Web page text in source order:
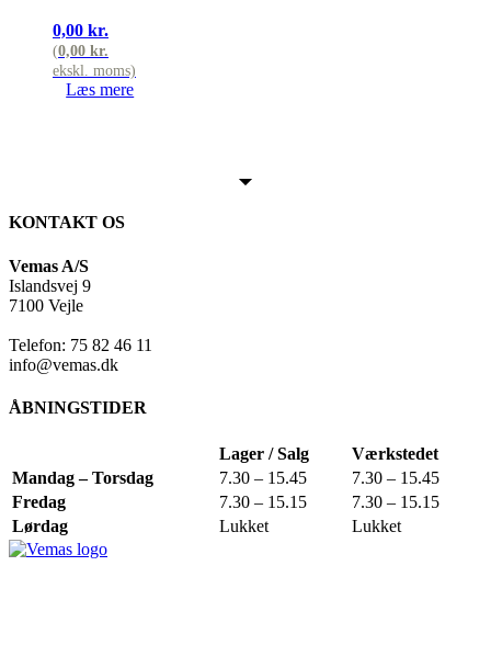
0,00 kr.
(0,00 kr.
ekskl. moms)
Læs mere
KONTAKT OS
Vemas A/S
Islandsvej 9
7100 Vejle
Telefon: 75 82 46 11
info@vemas.dk
ÅBNINGSTIDER
Lager / Salg
Værkstedet
Mandag – Torsdag
7.30 – 15.45
7.30 – 15.45
Fredag
7.30 – 15.15
7.30 – 15.15
Lørdag
Lukket Lukket